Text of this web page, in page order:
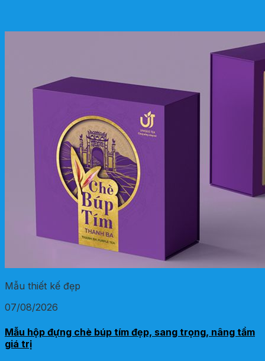
Mẫu thiết kế đẹp
07/08/2026
Mẫu hộp đựng chè búp tím đẹp, sang trọng, nâng tầm
giá trị